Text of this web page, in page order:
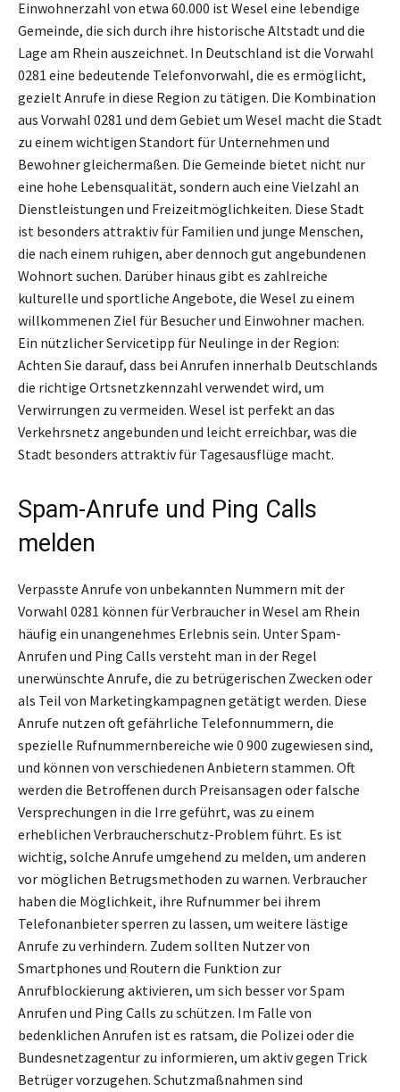
Einwohnerzahl von etwa 60.000 ist Wesel eine lebendige
Gemeinde, die sich durch ihre historische Altstadt und die
Lage am Rhein auszeichnet. In Deutschland ist die Vorwahl
0281 eine bedeutende Telefonvorwahl, die es ermöglicht,
gezielt Anrufe in diese Region zu tätigen. Die Kombination
aus Vorwahl 0281 und dem Gebiet um Wesel macht die Stadt
zu einem wichtigen Standort für Unternehmen und
Bewohner gleichermaßen. Die Gemeinde bietet nicht nur
eine hohe Lebensqualität, sondern auch eine Vielzahl an
Dienstleistungen und Freizeitmöglichkeiten. Diese Stadt
ist besonders attraktiv für Familien und junge Menschen,
die nach einem ruhigen, aber dennoch gut angebundenen
Wohnort suchen. Darüber hinaus gibt es zahlreiche
kulturelle und sportliche Angebote, die Wesel zu einem
willkommenen Ziel für Besucher und Einwohner machen.
Ein nützlicher Servicetipp für Neulinge in der Region:
Achten Sie darauf, dass bei Anrufen innerhalb Deutschlands
die richtige Ortsnetzkennzahl verwendet wird, um
Verwirrungen zu vermeiden. Wesel ist perfekt an das
Verkehrsnetz angebunden und leicht erreichbar, was die
Stadt besonders attraktiv für Tagesausflüge macht.
Spam-Anrufe und Ping Calls
melden
Verpasste Anrufe von unbekannten Nummern mit der
Vorwahl 0281 können für Verbraucher in Wesel am Rhein
häufig ein unangenehmes Erlebnis sein. Unter Spam-
Anrufen und Ping Calls versteht man in der Regel
unerwünschte Anrufe, die zu betrügerischen Zwecken oder
als Teil von Marketingkampagnen getätigt werden. Diese
Anrufe nutzen oft gefährliche Telefonnummern, die
spezielle Rufnummernbereiche wie 0 900 zugewiesen sind,
und können von verschiedenen Anbietern stammen. Oft
werden die Betroffenen durch Preisansagen oder falsche
Versprechungen in die Irre geführt, was zu einem
erheblichen Verbraucherschutz-Problem führt. Es ist
wichtig, solche Anrufe umgehend zu melden, um anderen
vor möglichen Betrugsmethoden zu warnen. Verbraucher
haben die Möglichkeit, ihre Rufnummer bei ihrem
Telefonanbieter sperren zu lassen, um weitere lästige
Anrufe zu verhindern. Zudem sollten Nutzer von
Smartphones und Routern die Funktion zur
Anrufblockierung aktivieren, um sich besser vor Spam
Anrufen und Ping Calls zu schützen. Im Falle von
bedenklichen Anrufen ist es ratsam, die Polizei oder die
Bundesnetzagentur zu informieren, um aktiv gegen Trick
Betrüger vorzugehen. Schutzmaßnahmen sind